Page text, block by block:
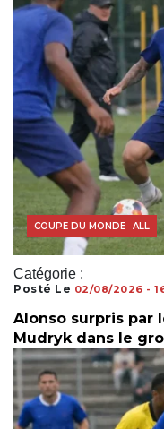
Catégorie :
ACTUALITÉS FOOTBALL
COUPE DU MONDE
Posté Le 02/08/2026 -
Alonso surpris par
Mudryk dans le